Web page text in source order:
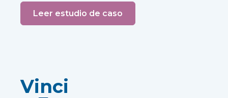
Leer estudio de caso
Vinci